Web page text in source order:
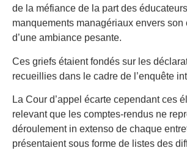
de la méfiance de la part des
manquements managériaux envers son
d’une ambiance pesante.
Ces griefs étaient fondés sur les
recueillies dans le cadre de l’enquête
La Cour d’appel écarte cependant ces
relevant que les comptes-rendus ne
déroulement in extenso de chaque
présentaient sous forme de listes des